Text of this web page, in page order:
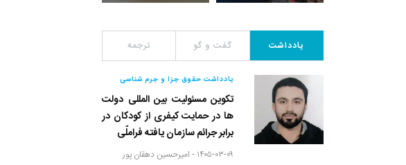
یادداشت گفت و گو ترجمه
یادداشت حقوق جزا و جرم شناسی
تکوین مسئولیت بین المللی دولت
ها در حمایت کیفری از کودکان در
برابر جرائم سازمان یافته فراملّی
۱۴۰۵-۰۳-۰۹ - امیرحسین دهقان پور